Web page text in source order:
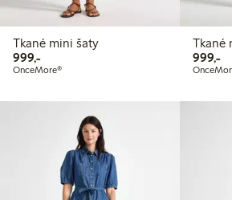
Tkané mini šaty
999,-999,00 Kč
OnceMore®
Tkané
999,-